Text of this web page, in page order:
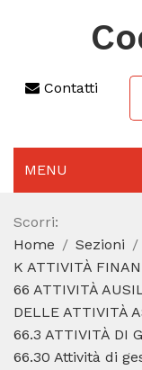
Contatti
MENU
SEZIONI
CODICE ATECO
REGIME
CODICE FISCALE
Scorri:
Home
Sezioni
K ATTIVITÀ
66 ATTIVITÀ
DELLE ATTIVITÀ
66.3 ATTIVITÀ DI
66.30 Attività di